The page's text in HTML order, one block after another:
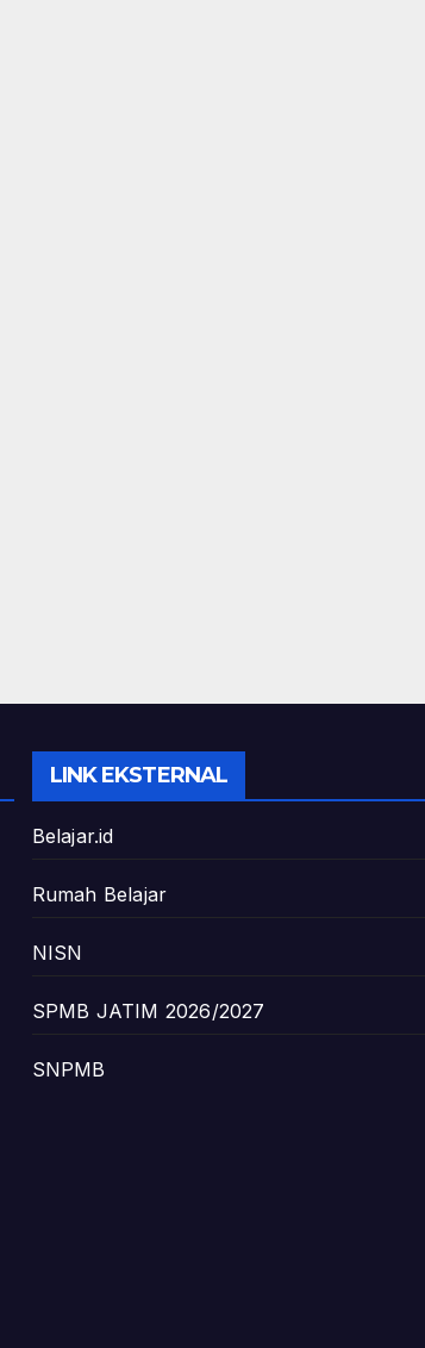
LINK EKSTERNAL
Belajar.id
Rumah Belajar
NISN
SPMB JATIM 2026/2027
SNPMB